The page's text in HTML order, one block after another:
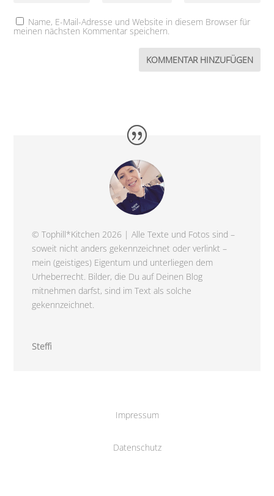
Name, E-Mail-Adresse und Website in diesem Browser für
meinen nächsten Kommentar speichern.
© Tophill*Kitchen 2026 | Alle Texte und Fotos sind –
soweit nicht anders gekennzeichnet oder verlinkt –
mein (geistiges) Eigentum und unterliegen dem
Urheberrecht. Bilder, die Du auf Deinen Blog
mitnehmen darfst, sind im Text als solche
gekennzeichnet.
Steffi
Impressum
Datenschutz